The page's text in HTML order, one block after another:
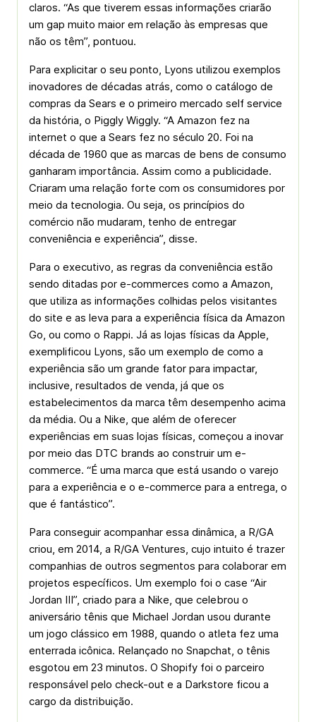
claros. “As que tiverem essas informações criarão
um gap muito maior em relação às empresas que
não os têm”, pontuou.
Para explicitar o seu ponto, Lyons utilizou exemplos
inovadores de décadas atrás, como o catálogo de
compras da Sears e o primeiro mercado self service
da história, o Piggly Wiggly. “A Amazon fez na
internet o que a Sears fez no século 20. Foi na
década de 1960 que as marcas de bens de consumo
ganharam importância. Assim como a publicidade.
Criaram uma relação forte com os consumidores por
meio da tecnologia. Ou seja, os princípios do
comércio não mudaram, tenho de entregar
conveniência e experiência”, disse.
Para o executivo, as regras da conveniência estão
sendo ditadas por e-commerces como a Amazon,
que utiliza as informações colhidas pelos visitantes
do site e as leva para a experiência física da Amazon
Go, ou como o Rappi. Já as lojas físicas da Apple,
exemplificou Lyons, são um exemplo de como a
experiência são um grande fator para impactar,
inclusive, resultados de venda, já que os
estabelecimentos da marca têm desempenho acima
da média. Ou a Nike, que além de oferecer
experiências em suas lojas físicas, começou a inovar
por meio das DTC brands ao construir um e-
commerce. “É uma marca que está usando o varejo
para a experiência e o e-commerce para a entrega, o
que é fantástico”.
Para conseguir acompanhar essa dinâmica, a R/GA
criou, em 2014, a R/GA Ventures, cujo intuito é trazer
companhias de outros segmentos para colaborar em
projetos específicos. Um exemplo foi o case “Air
Jordan III”, criado para a Nike, que celebrou o
aniversário tênis que Michael Jordan usou durante
um jogo clássico em 1988, quando o atleta fez uma
enterrada icônica. Relançado no Snapchat, o tênis
esgotou em 23 minutos. O Shopify foi o parceiro
responsável pelo check-out e a Darkstore ficou a
cargo da distribuição.